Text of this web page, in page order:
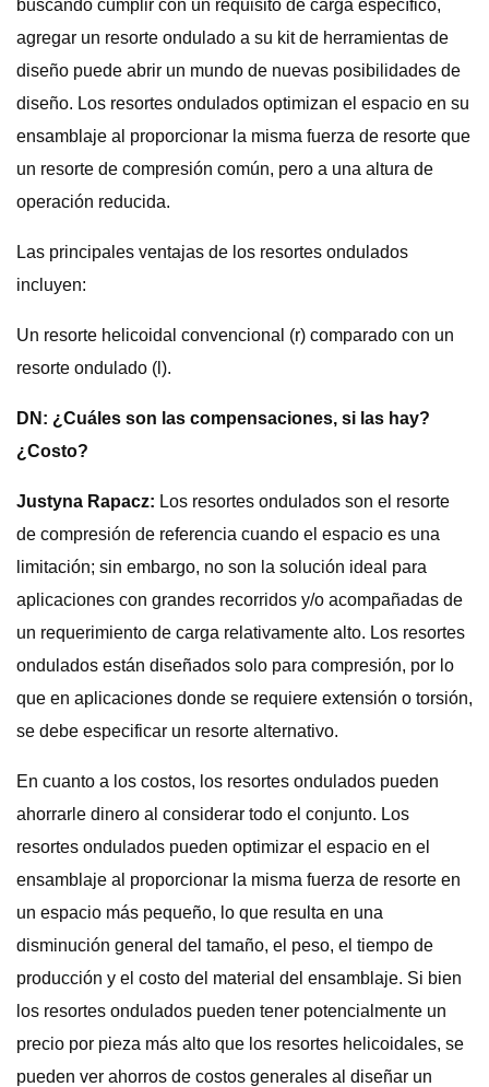
buscando cumplir con un requisito de carga específico,
agregar un resorte ondulado a su kit de herramientas de
diseño puede abrir un mundo de nuevas posibilidades de
diseño. Los resortes ondulados optimizan el espacio en su
ensamblaje al proporcionar la misma fuerza de resorte que
un resorte de compresión común, pero a una altura de
operación reducida.
Las principales ventajas de los resortes ondulados
incluyen:
Un resorte helicoidal convencional (r) comparado con un
resorte ondulado (l).
DN: ¿Cuáles son las compensaciones, si las hay?
¿Costo?
Justyna Rapacz: Los resortes ondulados son el resorte
de compresión de referencia cuando el espacio es una
limitación; sin embargo, no son la solución ideal para
aplicaciones con grandes recorridos y/o acompañadas de
un requerimiento de carga relativamente alto. Los resortes
ondulados están diseñados solo para compresión, por lo
que en aplicaciones donde se requiere extensión o torsión,
se debe especificar un resorte alternativo.
En cuanto a los costos, los resortes ondulados pueden
ahorrarle dinero al considerar todo el conjunto. Los
resortes ondulados pueden optimizar el espacio en el
ensamblaje al proporcionar la misma fuerza de resorte en
un espacio más pequeño, lo que resulta en una
disminución general del tamaño, el peso, el tiempo de
producción y el costo del material del ensamblaje. Si bien
los resortes ondulados pueden tener potencialmente un
precio por pieza más alto que los resortes helicoidales, se
pueden ver ahorros de costos generales al diseñar un